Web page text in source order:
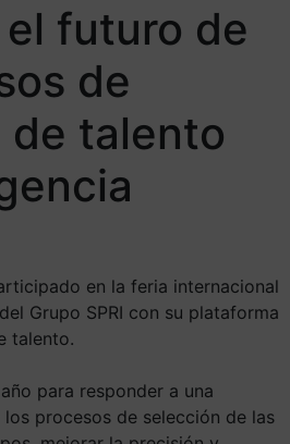
futuro de
de
de talento
en la feria internacional
Grupo SPRI con su plataforma
talento.
para responder a una
procesos de selección de las